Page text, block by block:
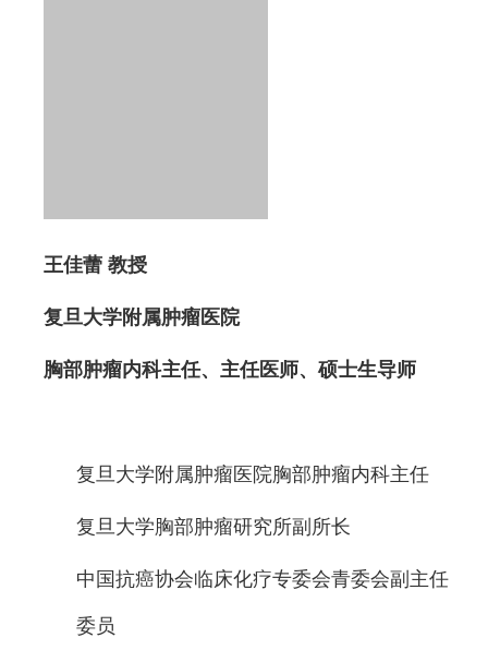
王佳蕾 教授
复旦大学附属肿瘤医院
胸部肿瘤内科主任、主任医师、硕士生导师
复旦大学附属肿瘤医院胸部肿瘤内科主任
复旦大学胸部肿瘤研究所副所长
中国抗癌协会临床化疗专委会青委会副主任
委员